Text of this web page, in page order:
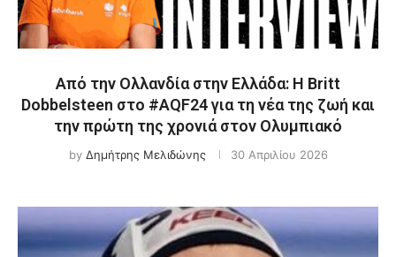
Από την Ολλανδία στην Ελλάδα: Η Britt
Dobbelsteen στο #AQF24 για τη νέα της ζωή και
την πρώτη της χρονιά στον Ολυμπιακό
by Δημήτρης Μελιδώνης 30 Απριλίου 2026